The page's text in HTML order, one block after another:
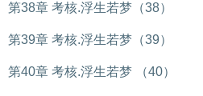
第38章 考核.浮生若梦（38）
第39章 考核.浮生若梦（39）
第40章 考核.浮生若梦 （40）